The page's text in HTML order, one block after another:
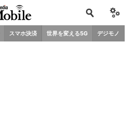
スマホ決済 世界を変える5G デジモノ